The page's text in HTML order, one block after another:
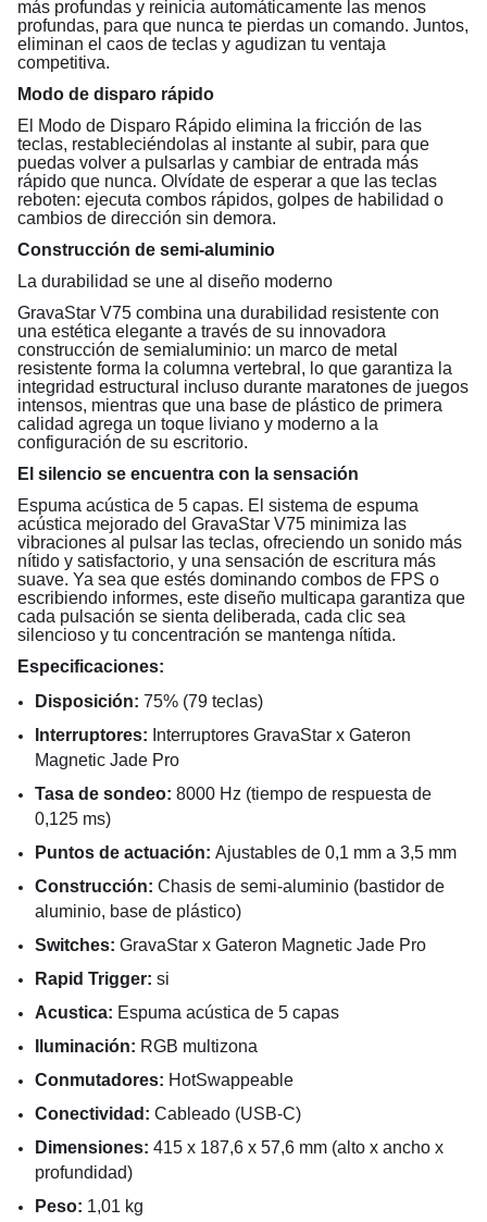
más profundas y reinicia automáticamente las menos
profundas, para que nunca te pierdas un comando. Juntos,
eliminan el caos de teclas y agudizan tu ventaja
competitiva.
Modo de disparo rápido
El Modo de Disparo Rápido elimina la fricción de las
teclas, restableciéndolas al instante al subir, para que
puedas volver a pulsarlas y cambiar de entrada más
rápido que nunca. Olvídate de esperar a que las teclas
reboten: ejecuta combos rápidos, golpes de habilidad o
cambios de dirección sin demora.
Construcción de semi-aluminio
La durabilidad se une al diseño moderno
GravaStar V75 combina una durabilidad resistente con
una estética elegante a través de su innovadora
construcción de semialuminio: un marco de metal
resistente forma la columna vertebral, lo que garantiza la
integridad estructural incluso durante maratones de juegos
intensos, mientras que una base de plástico de primera
calidad agrega un toque liviano y moderno a la
configuración de su escritorio.
El silencio se encuentra con la sensación
Espuma acústica de 5 capas. El sistema de espuma
acústica mejorado del GravaStar V75 minimiza las
vibraciones al pulsar las teclas, ofreciendo un sonido más
nítido y satisfactorio, y una sensación de escritura más
suave. Ya sea que estés dominando combos de FPS o
escribiendo informes, este diseño multicapa garantiza que
cada pulsación se sienta deliberada, cada clic sea
silencioso y tu concentración se mantenga nítida.
Especificaciones:
Disposición: 75% (79 teclas)
Interruptores: Interruptores GravaStar x Gateron
Magnetic Jade Pro
Tasa de sondeo: 8000 Hz (tiempo de respuesta de
0,125 ms)
Puntos de actuación: Ajustables de 0,1 mm a 3,5 mm
Construcción: Chasis de semi-aluminio (bastidor de
aluminio, base de plástico)
Switches: GravaStar x Gateron Magnetic Jade Pro
Rapid Trigger: si
Acustica: Espuma acústica de 5 capas
Iluminación: RGB multizona
Conmutadores: HotSwappeable
Conectividad: Cableado (USB-C)
Dimensiones: 415 x 187,6 x 57,6 mm (alto x ancho x
profundidad)
Peso: 1,01 kg